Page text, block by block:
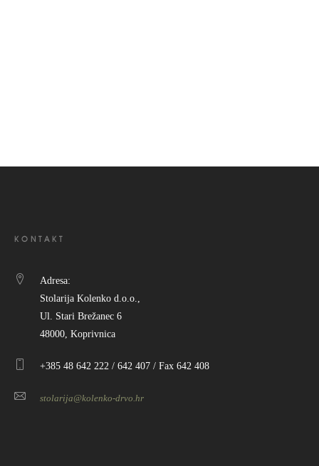
KONTAKT
Adresa:
Stolarija Kolenko d.o.o.,
Ul. Stari Brežanec 6
48000, Koprivnica
+385 48 642 222 / 642 407 / Fax 642 408
stolarija@kolenko-drvo.hr